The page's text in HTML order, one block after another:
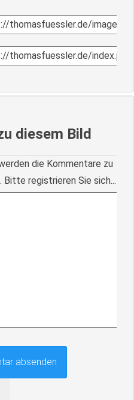
diesem Bild
die Kommentare zu
registrieren Sie sich...